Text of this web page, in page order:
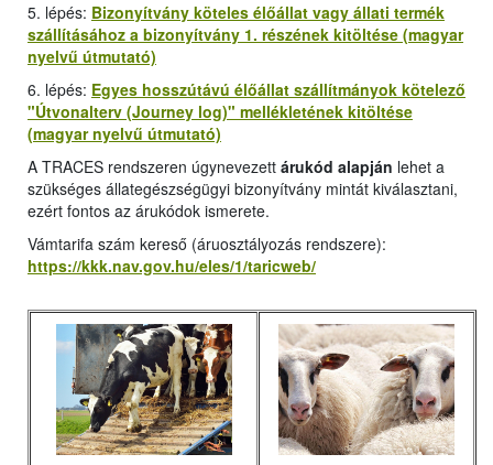
5. lépés: Bizonyítvány köteles élőállat vagy állati termék
szállításához a bizonyítvány 1. részének kitöltése (magyar
nyelvű útmutató)
6. lépés: Egyes hosszútávú élőállat szállítmányok kötelező
"Útvonalterv (Journey log)" mellékletének kitöltése
(magyar nyelvű útmutató)
A TRACES rendszeren úgynevezett árukód alapján lehet a
szükséges állategészségügyi bizonyítvány mintát kiválasztani,
ezért fontos az árukódok ismerete.
Vámtarifa szám kereső (áruosztályozás rendszere):
https://kkk.nav.gov.hu/eles/1/taricweb/